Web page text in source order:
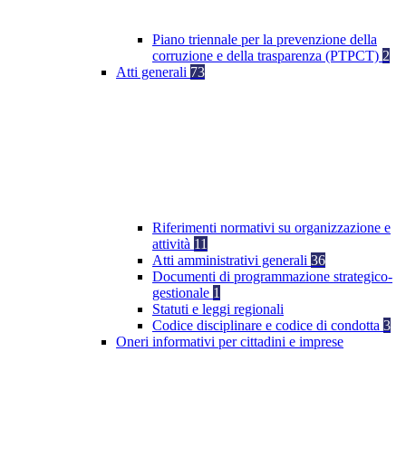
Piano triennale per la prevenzione della
corruzione e della trasparenza (PTPCT) 2
Atti generali 73
Riferimenti normativi su organizzazione e
attività 11
Atti amministrativi generali 36
Documenti di programmazione strategico-
gestionale 1
Statuti e leggi regionali
Codice disciplinare e codice di condotta 3
Oneri informativi per cittadini e imprese